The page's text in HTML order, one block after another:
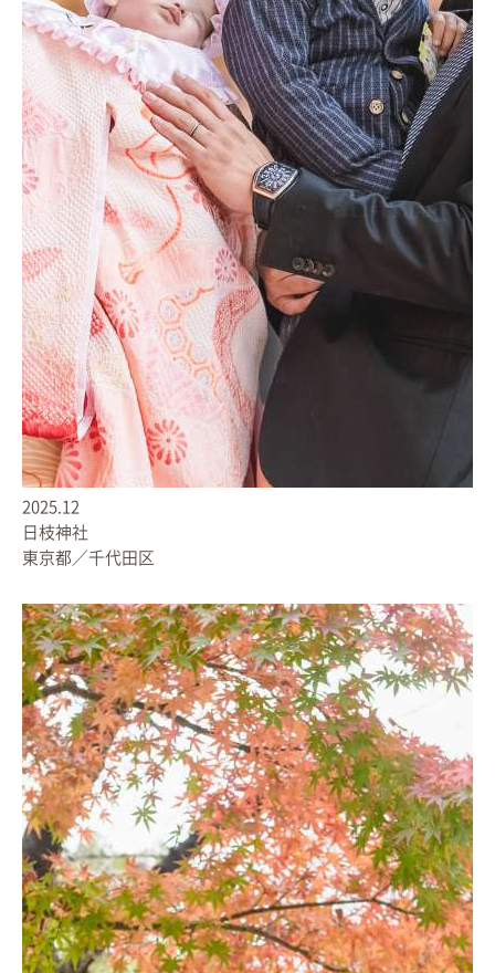
2025.12
日枝神社
東京都／千代田区